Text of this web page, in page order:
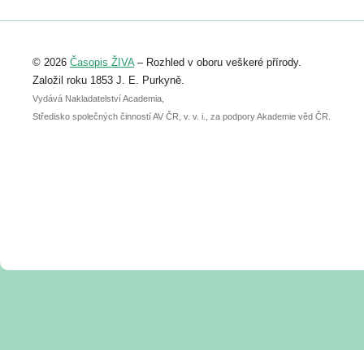
Registrovat se můžete do 6. září.
abstraktu přihlášené přednášky nebo
posteru je už 30. června.
© 2026 Časopis ŽIVA– Rozhled v oboru veškeré přírody.
Založil roku 1853 J. E. Purkyně.
Vydává Nakladatelství Academia,
Středisko společných činností AV ČR, v. v. i., za podpory Akademie věd ČR.